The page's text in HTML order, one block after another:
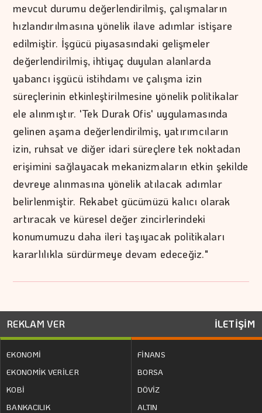
mevcut durumu değerlendirilmiş, çalışmaların
hızlandırılmasına yönelik ilave adımlar istişare
edilmiştir. İşgücü piyasasındaki gelişmeler
değerlendirilmiş, ihtiyaç duyulan alanlarda
yabancı işgücü istihdamı ve çalışma izin
süreçlerinin etkinleştirilmesine yönelik politikalar
ele alınmıştır. 'Tek Durak Ofis' uygulamasında
gelinen aşama değerlendirilmiş, yatırımcıların
izin, ruhsat ve diğer idari süreçlere tek noktadan
erişimini sağlayacak mekanizmaların etkin şekilde
devreye alınmasına yönelik atılacak adımlar
belirlenmiştir. Rekabet gücümüzü kalıcı olarak
artıracak ve küresel değer zincirlerindeki
konumumuzu daha ileri taşıyacak politikaları
kararlılıkla sürdürmeye devam edeceğiz."
REKLAM VER İLETİŞİM
EKONOMİ
EKONOMİK VERİLER
KOBİ
BANKACILIK
FİNANS
BORSA
DÖVİZ
ALTIN